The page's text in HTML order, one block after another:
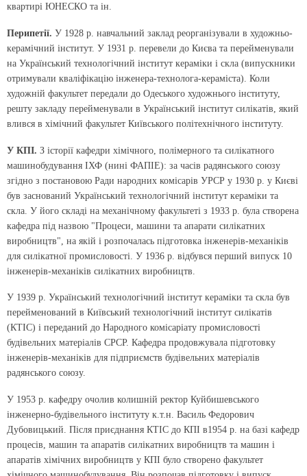
квартирі ЮНЕСКО та ін.
Перипетії. У 1928 р. навчальний заклад реорганізували в художньо-
керамічний інститут. У 1931 р. перевели до Києва та перейменували
на Український технологічний інститут кераміки і скла (випускники
отримували кваліфікацію інженера-технолога-кераміста). Коли
художній факультет передали до Одеського художнього інституту,
решту закладу перейменували в Український інститут силікатів, який
влився в хімічний факультет Київського політехнічного інституту.
У КПІ. З історії кафедри хімічного, полімерного та силі­катного
машинобудування ІХФ (нині ФАПІЕ): за часів радянського союзу
згідно з постановою Ради народних ко­місарів УРСР у 1930 р. у Києві
був заснований Український технологічний інститут кераміки та
скла. У його складі на механічному факультеті з 1933 р. була створена
кафедра під назвою "Процеси, машини та апарати силікатних
виробництв", на якій і розпочалась підготовка інженерів-механіків
для силікатної промисловості. У 1936 р. відбувся перший випуск 10
інженерів-механіків силікатних виробництв.
У 1939 р. Український технологічний інститут кераміки та скла був
перейменований в Київський технологічний інститут силікатів
(КТІС) і переданий до Народного комісаріату промисловості
будівельних матеріалів СРСР. Кафедра продовжувала підготовку
інженерів-механіків для під­приємств будівельних матеріалів
радянського союзу.
У 1953 р. кафедру очолив колишній ректор Куйбишев­сь­кого
інженерно-будівельного інституту к.т.н. Василь Федорович
Дубовицький. Після приєднання КТІС до КПІ в1954 р. на базі кафедр
процесів, машин та апаратів силікатних виробництв та машин і
апаратів хімічних виробництв у КПІ було створено факультет